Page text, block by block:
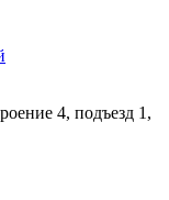
4, подъезд 1,